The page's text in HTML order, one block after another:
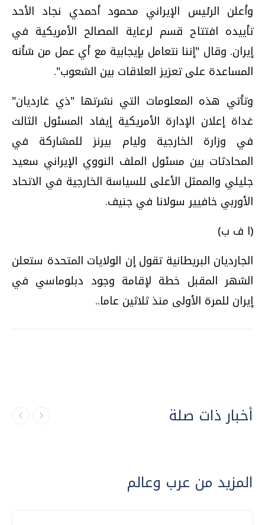
وأعلن الرئيس الإيراني محمود أحمدي نجاد الأحد
تأييده افتتاح قسم لرعاية المصالح الأمريكية في
إيران. وقال "إننا نتعامل بإيجابية مع أي عمل من شأنه
المساعدة على تعزيز العلاقات بين الشعوب".
وتأتي هذه المعلومات التي نشرتها "ذي غارديان"
غداة إعلان الإدارة الأمريكية إيفاد المسئول الثالث
في وزارة الخارجية وليام بيرنز للمشاركة في
المحادثات بين مسئول الملف النووي الإيراني سعيد
جليلي والممثل الأعلى للسياسة الخارجية في الاتحاد
الأوربي خافيير سولانا في جنيف.
(ا ف ب)
الجارديان البريطانية تقول إن الولايات المتحدة ستعلن
الشهر المقبل خطة لإقامة وجود دبلوماسي في
إيران للمرة الأولى منذ ثلاثين عاما..
أخبار ذات صلة
المزيد من عرب وعالم